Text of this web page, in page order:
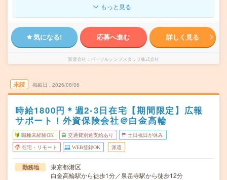
もっと見る
気になる! 応募へ進む 詳しく見る
派遣会社 パーソルテンプスタッフ株式会社
未読 掲載日 2026/08/06
時給1800円＊週2-3日在宅【期間限定】広報
サポート！外資保険会社＠白金高輪
職種未経験OK 交通費別途支給あり 土日祝日が休み
在宅・リモート WEB登録OK 派遣
勤務地
東京都港区
白金高輪駅から徒歩1分／泉岳寺駅から徒歩12分